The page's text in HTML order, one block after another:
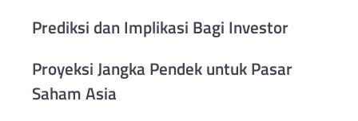
Prediksi dan Implikasi Bagi Investor
Proyeksi Jangka Pendek untuk Pasar
Saham Asia